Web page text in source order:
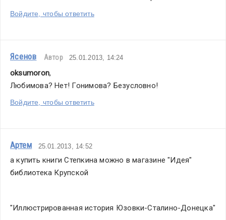
Войдите, чтобы ответить
Ясенов Автор 25.01.2013, 14:24
oksumoron,
Любимова? Нет! Гонимова? Безусловно!
Войдите, чтобы ответить
Артем 25.01.2013, 14:52
а купить книги Степкина можно в магазине "Идея"
библиотека Крупской
"Иллюстрированная история Юзовки-Сталино-Донецка"